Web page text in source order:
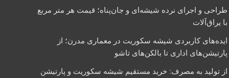
طراحی و اجرای نرده شیشه‌ای و جان‌پناه؛ قیمت هر متر مربع
با یراق‌آلات
ایده‌های کاربردی شیشه سکوریت در معماری مدرن؛ از
پارتیشن‌های اداری تا بالکن‌های تاشو
از تولید به مصرف: خرید مستقیم شیشه سکوریت و پارتیشن